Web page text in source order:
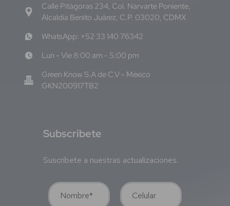
Calle Pitágoras 234, Col. Narvarte Poniente,
Alcaldía Benito Juárez, C.P. 03020, CDMX
WhatsApp: +52 33 140 76342
Lun - Vie 8:00 am - 5:00 pm
Green Know S.A de C.V - México
GKN200917TB2
Subscríbete
Suscríbete a nuestras actualizaciones.